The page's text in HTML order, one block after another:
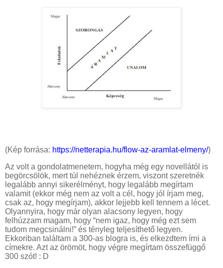
(Kép forrása: https://netterapia.hu/flow-az-aramlat-elmeny/)
Az volt a gondolatmenetem, hogyha még egy novellától is
begörcsölök, mert túl nehéznek érzem, viszont szeretnék
legalább annyi sikerélményt, hogy legalább megírtam
valamit (ekkor még nem az volt a cél, hogy jól írjam meg,
csak az, hogy megírjam), akkor lejjebb kell tennem a lécet.
Olyannyira, hogy már olyan alacsony legyen, hogy
felhúzzam magam, hogy “nem igaz, hogy még ezt sem
tudom megcsinálni!” és tényleg teljesíthető legyen.
Ekkoriban találtam a 300-as blogra is, és elkezdtem írni a
címekre. Azt az örömöt, hogy végre megírtam összefüggő
300 szót! : D